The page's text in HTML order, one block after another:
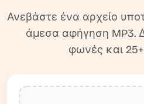
Ανεβάστε ένα αρχείο
άμεσα αφήγηση MP3.
φωνές και